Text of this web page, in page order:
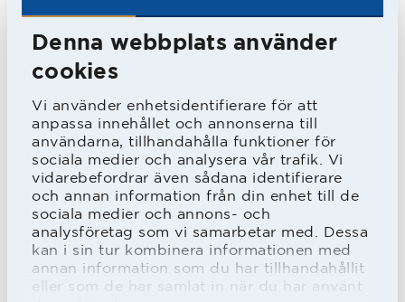
Denna webbplats använder
cookies
Vi använder enhetsidentifierare för att
anpassa innehållet och annonserna till
användarna, tillhandahålla funktioner för
sociala medier och analysera vår trafik. Vi
vidarebefordrar även sådana identifierare
och annan information från din enhet till de
sociala medier och annons- och
analysföretag som vi samarbetar med. Dessa
kan i sin tur kombinera informationen med
annan information som du har tillhandahållit
eller som de har samlat in när du har använt
Mer spel i A-laget blev det inte, utan
karriären i HBK blev kort. Detta
berodde till stor del på en axelskada
han fick i slutminuterna på en träning
och att det efter Landskrona-matchen
var sommaruppehåll.
Han återvände senare till Genevads IF.
Under hans sju år i femman med